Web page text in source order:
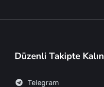
Düzenli Takipte Kalın
Telegram